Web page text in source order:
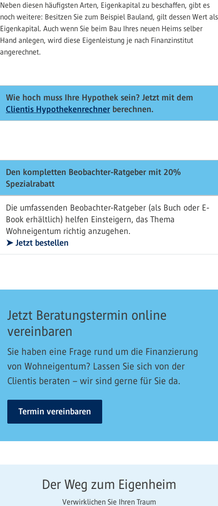
Neben diesen häufigsten Arten, Eigenkapital zu beschaffen, gibt es
noch weitere: Besitzen Sie zum Beispiel Bauland, gilt dessen Wert als
Eigenkapital. Auch wenn Sie beim Bau Ihres neuen Heims selber
Hand anlegen, wird diese Eigenleistung je nach Finanzinstitut
angerechnet.
Wie hoch muss Ihre Hypothek sein? Jetzt mit dem
Clientis Hypothekenrechnerberechnen.
Den kompletten Beobachter-Ratgeber mit 20%
Spezialrabatt
Die umfassenden Beobachter-Ratgeber (als Buch oder E-
Book erhältlich) helfen Einsteigern, das Thema
Wohneigentum richtig anzugehen.
➤ Jetzt bestellen
Jetzt Beratungstermin online
vereinbaren
Sie haben eine Frage rund um die Finanzierung
von Wohneigentum? Lassen Sie sich von der
Clientis beraten – wir sind gerne für Sie da.
Termin vereinbaren
Der Weg zum Eigenheim
Verwirklichen Sie Ihren Traum